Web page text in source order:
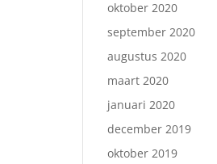
oktober 2020
september 2020
augustus 2020
maart 2020
januari 2020
december 2019
oktober 2019